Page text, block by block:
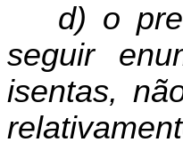
d) o
seguir
isentas,